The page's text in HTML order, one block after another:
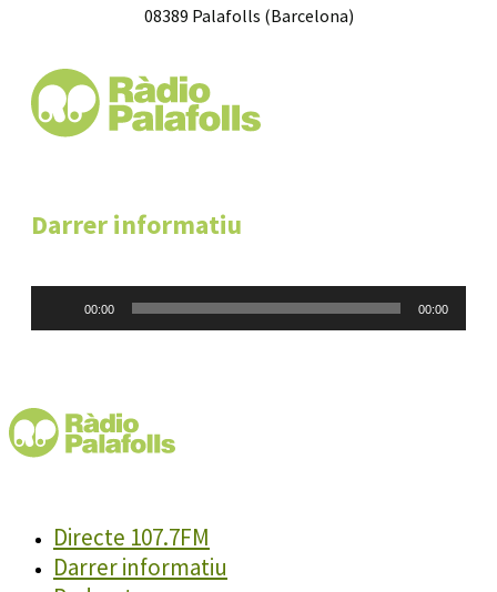
08389 Palafolls (Barcelona)
Darrer informatiu
00:00 00:00
Directe 107.7FM
Darrer informatiu